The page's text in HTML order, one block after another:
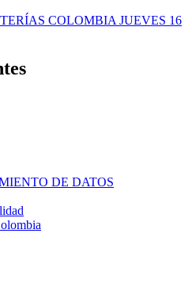
COLOMBIA JUEVES 16
DE DATOS